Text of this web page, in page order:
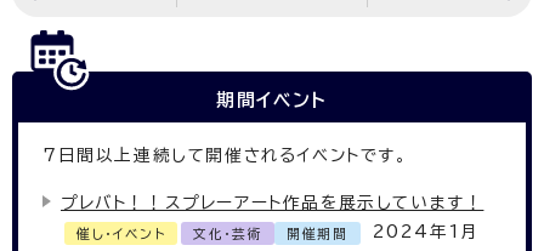
期間イベント
7 日間以上連続して開催されるイベントです。
プレバト！！スプレーアート作品を展示しています！
催し・イベント 文化・芸術 開催期間
2024年1月